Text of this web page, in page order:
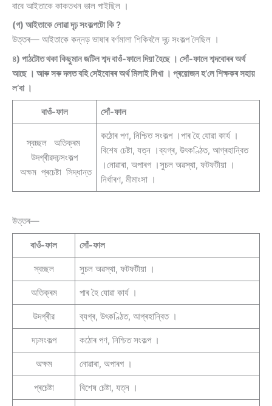
বাবে আইতাকে কাকতখন ভাল পাইছিল ।
(গ) আইতাকে লোৱা দৃঢ় সংকল্পটো কি ?
উত্তৰ— আইতাকে কন্নড় ভাষাৰ বৰ্ণমালা শিকিবলৈ দৃঢ় সংকল্প লৈছিল ।
৪) পাঠটোত থকা কিছুমান জটিল শব্দ বাওঁ-ফালে দিয়া হৈছে । সোঁ-ফালে শব্দবোৰৰ অৰ্থ
আছে । আৰু সৰু দলত বহি সেইবোৰৰ অৰ্থ মিলাই লিখা । প্ৰয়োজন হ’লে শিক্ষকৰ সহায়
ল’বা ।
বাওঁ-ফাল সোঁ-ফাল
স্বচ্ছল অতিক্ৰম
উদগ্ৰীৱদঢ়সংকল্প
অক্ষম প্ৰচেষ্টা সিদ্ধান্ত
কঠোৰ পণ, নিশ্চিত সংকল্প ।পাৰ হৈ যোৱা কাৰ্য ।
বিশেষ চেষ্টা, যত্ন ।ব্যগ্ৰ, উৎকণ্ঠিত, আগ্ৰহান্বিত
।নোৱাৰা, অপাৰগ ।সুচল অৱস্থা, ফটফটীয়া ।
নিৰ্ধাৰণ, মীমাংসা ।
উত্তৰ—
বাওঁ-ফাল সোঁ-ফাল
স্বচ্ছল সুচল অৱস্থা, ফটফটীয়া ।
অতিক্ৰম পাৰ হৈ যোৱা কাৰ্য ।
উদগ্ৰীৱ ব্যগ্ৰ, উৎকণ্ঠিত, আগ্ৰহান্বিত ।
দঢ়সংকল্প কঠোৰ পণ, নিশ্চিত সংকল্প ।
অক্ষম নোৱাৰা, অপাৰগ ।
প্ৰচেষ্টা বিশেষ চেষ্টা, যত্ন ।